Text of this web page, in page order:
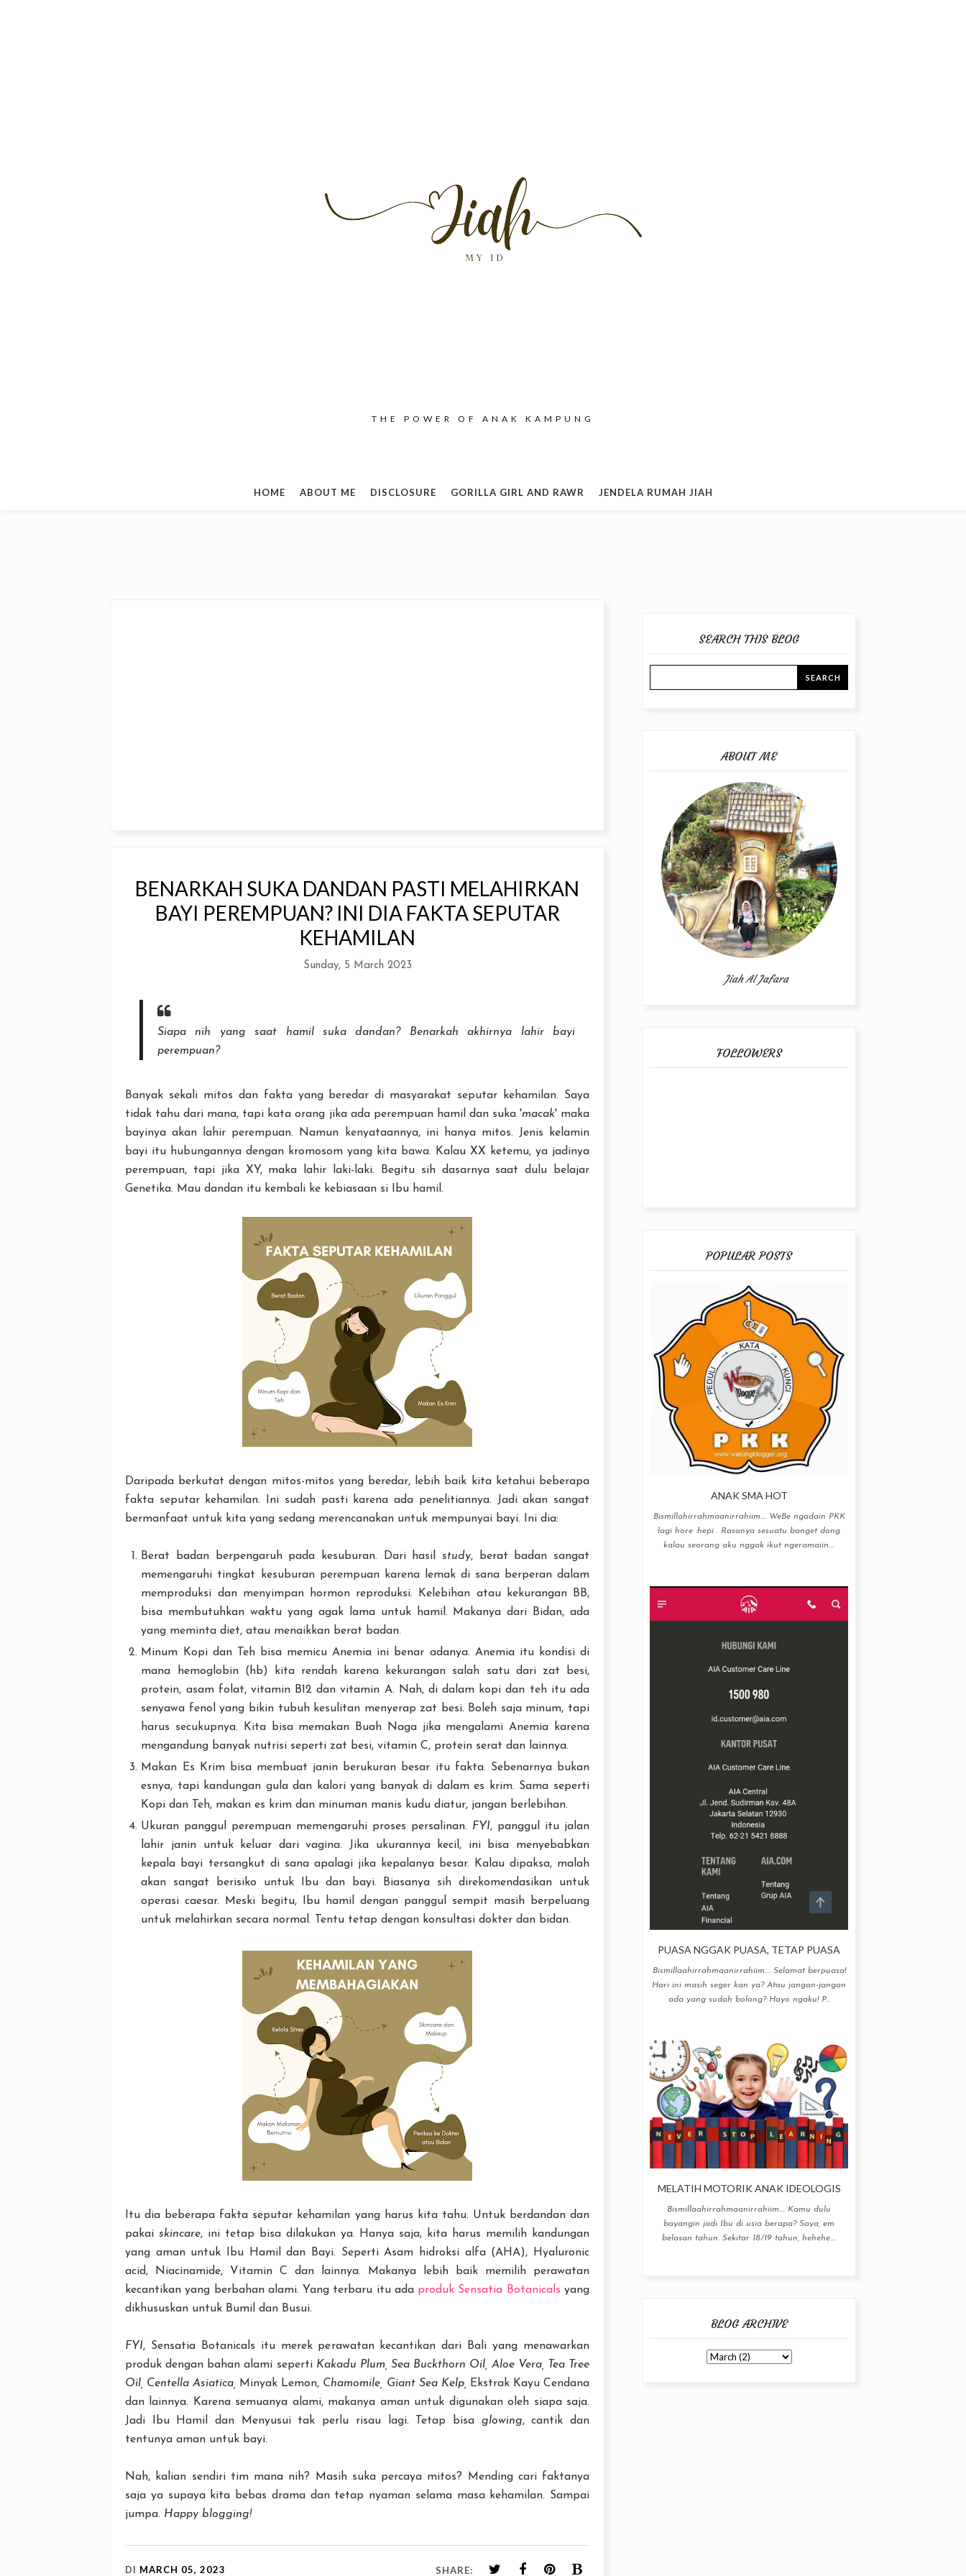
THE POWER OF ANAK KAMPUNG
HOME ABOUT ME DISCLOSURE GORILLA GIRL AND RAWR JENDELA RUMAH JIAH
BENARKAH SUKA DANDAN PASTI MELAHIRKAN
BAYI PEREMPUAN? INI DIA FAKTA SEPUTAR
KEHAMILAN
Sunday, 5 March 2023
Siapa nih yang saat hamil suka dandan? Benarkah akhirnya lahir bayi
perempuan?
Banyak sekali mitos dan fakta yang beredar di masyarakat seputar kehamilan. Saya
tidak tahu dari mana, tapi kata orang jika ada perempuan hamil dan suka 'macak' maka
bayinya akan lahir perempuan. Namun kenyataannya, ini hanya mitos. Jenis kelamin
bayi itu hubungannya dengan kromosom yang kita bawa. Kalau XX ketemu, ya jadinya
perempuan, tapi jika XY, maka lahir laki-laki. Begitu sih dasarnya saat dulu belajar
Genetika. Mau dandan itu kembali ke kebiasaan si Ibu hamil.
Daripada berkutat dengan mitos-mitos yang beredar, lebih baik kita ketahui beberapa
fakta seputar kehamilan. Ini sudah pasti karena ada penelitiannya. Jadi akan sangat
bermanfaat untuk kita yang sedang merencanakan untuk mempunyai bayi. Ini dia:
Berat badan berpengaruh pada kesuburan. Dari hasilstudy, berat badan sangat
memengaruhi tingkat kesuburan perempuan karena lemak di sana berperan dalam
memproduksi dan menyimpan hormon reproduksi. Kelebihan atau kekurangan BB,
bisa membutuhkan waktu yang agak lama untuk hamil. Makanya dari Bidan, ada
yang meminta diet, atau menaikkan berat badan.
Minum Kopi dan Teh bisa memicu Anemia ini benar adanya. Anemia itu kondisi di
mana hemoglobin (hb) kita rendah karena kekurangan salah satu dari zat besi,
protein, asam folat, vitamin B12 dan vitamin A. Nah, di dalam kopi dan teh itu ada
senyawa fenol yang bikin tubuh kesulitan menyerap zat besi. Boleh saja minum, tapi
harus secukupnya. Kita bisa memakan Buah Naga jika mengalami Anemia karena
mengandung banyak nutrisi seperti zat besi, vitamin C, protein serat dan lainnya.
Makan Es Krim bisa membuat janin berukuran besar itu fakta. Sebenarnya bukan
esnya, tapi kandungan gula dan kalori yang banyak di dalam es krim. Sama seperti
Kopi dan Teh, makan es krim dan minuman manis kudu diatur, jangan berlebihan.
Ukuran panggul perempuan memengaruhi proses persalinan. FYI, panggul itu jalan
lahir janin untuk keluar dari vagina. Jika ukurannya kecil, ini bisa menyebabkan
kepala bayi tersangkut di sana apalagi jika kepalanya besar. Kalau dipaksa, malah
akan sangat berisiko untuk Ibu dan bayi. Biasanya sih direkomendasikan untuk
operasi caesar. Meski begitu, Ibu hamil dengan panggul sempit masih berpeluang
untuk melahirkan secara normal. Tentu tetap dengan konsultasi dokter dan bidan.
Itu dia beberapa fakta seputar kehamilan yang harus kita tahu. Untuk berdandan dan
pakai skincare, ini tetap bisa dilakukan ya. Hanya saja, kita harus memilih kandungan
yang aman untuk Ibu Hamil dan Bayi. Seperti Asam hidroksi alfa (AHA), Hyaluronic
acid, Niacinamide, Vitamin C dan lainnya. Makanya lebih baik memilih perawatan
kecantikan yang berbahan alami. Yang terbaru itu ada produk Sensatia Botanicals yang
dikhususkan untuk Bumil dan Busui.
FYI, Sensatia Botanicals itu merek perawatan kecantikan dari Bali yang menawarkan
produk dengan bahan alami seperti Kakadu Plum, Sea Buckthorn Oil, Aloe Vera, Tea Tree
Oil, Centella Asiatica,
Minyak Lemon, Chamomile, Giant Sea Kelp,
Ekstrak Kayu Cendana
dan lainnya. Karena semuanya alami, makanya aman untuk digunakan oleh siapa saja.
Jadi Ibu Hamil dan Menyusui tak perlu risau lagi. Tetap bisa glowing, cantik dan
tentunya aman untuk bayi.
Nah, kalian sendiri tim mana nih? Masih suka percaya mitos? Mending cari faktanya
saja ya supaya kita bebas drama dan tetap nyaman selama masa kehamilan. Sampai
jumpa. Happy blogging!
DI MARCH 05, 2023 SHARE:
SEARCH THIS BLOG
ABOUT ME
Jiah Al Jafara
FOLLOWERS
POPULAR POSTS
ANAK SMA HOT
Bismillahirrahmaanirrahiim…. WeBe ngadain PKK
lagi hore :hepi . Rasanya sesuatu banget dong
kalau seorang aku nggak ikut ngeramaiin....
PUASA NGGAK PUASA, TETAP PUASA
Bismillaahirrahmaanirrahiim.... Selamat berpuasa!
Hari ini masih seger kan ya? Atau jangan-jangan
ada yang sudah bolong? Hayo ngaku! P...
MELATIH MOTORIK ANAK IDEOLOGIS
Bismillaahirrahmaanirrahiim.... Kamu dulu
bayangin jadi Ibu di usia berapa? Saya, em
belasan tahun. Sekitar 18/19 tahun, hehehe....
BLOG ARCHIVE